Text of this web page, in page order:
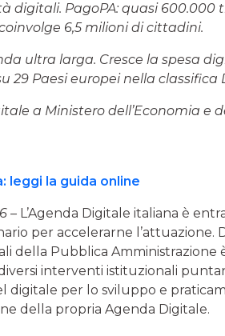
digitali. PagoPA: quasi
6,5 milioni di cittadini.
ultra larga. Cresce la spesa
29 Paesi europei nella
a Ministero dell’Economia e
leggi la guida online
– L’Agenda Digitale italiana è
per accelerarne l’attuazione.
della Pubblica Amministrazione
interventi istituzionali
digitale per lo sviluppo e
della propria Agenda Digitale.